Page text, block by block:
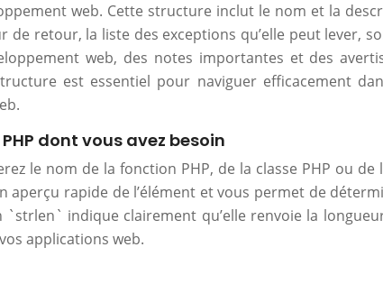
web. Cette structure inclut le nom et la
retour, la liste des exceptions qu’elle peut lever,
web, des notes importantes et des
est essentiel pour naviguer efficacement
dont vous avez besoin
le nom de la fonction PHP, de la classe PHP ou
rapide de l’élément et vous permet de
indique clairement qu’elle renvoie la
applications web.